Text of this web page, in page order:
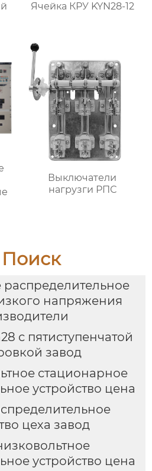
Ячейка КРУ KYN28-12
Выключатели
нагрузги РПС
Поиск
напряжения
с пятиступенчатой
завод
стационарное
устройство цена
цеха завод
устройство цена